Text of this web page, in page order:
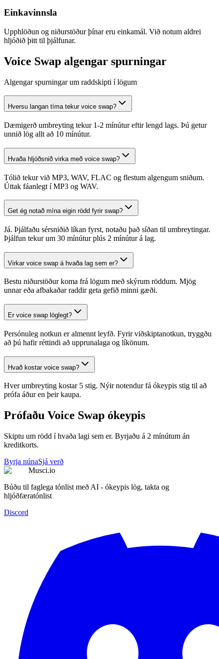
Einkavinnsla
Upphlöðun og niðurstöður þínar eru einkamál. Við notum aldrei
hljóðið þitt til þjálfunar.
Voice Swap algengar spurningar
Algengar spurningar um raddskipti í lögum
Hversu langan tíma tekur voice swap?
Dæmigerð umbreyting tekur 1-2 mínútur eftir lengd lags. Þú getur
unnið lög allt að 10 mínútur.
Hvaða hljóðsnið virka með voice swap?
Tólið tekur við MP3, WAV, FLAC og flestum algengum sniðum.
Úttak fáanlegt í MP3 og WAV.
Get ég notað mína eigin rödd fyrir swap?
Já. Þjálfaðu sérsniðið líkan fyrst, notaðu það síðan til umbreytingar.
Þjálfun tekur um 30 mínútur plús 2 mínútur á lag.
Virkar voice swap á hvaða lag sem er?
Bestu niðurstöður koma frá lögum með skýrum röddum. Mjög
unnar eða afbakaðar raddir geta gefið minni gæði.
Er voice swap löglegt?
Persónuleg notkun er almennt leyfð. Fyrir viðskiptanotkun, tryggðu
að þú hafir réttindi að upprunalaga og líkönum.
Hvað kostar voice swap?
Hver umbreyting kostar 5 stig. Nýir notendur fá ókeypis stig til að
prófa áður en þeir kaupa.
Prófaðu Voice Swap ókeypis
Skiptu um rödd í hvaða lagi sem er. Byrjaðu á 2 mínútum án
kreditkorts.
Byrja núnaSjá verð
Musci.io
Búðu til faglega tónlist með AI - ókeypis lög, takta og
hljóðfæratónlist
Discord